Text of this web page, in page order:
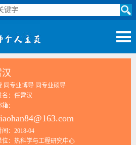
同专业博导 同专业硕导
名：任霄汉
：
间：2018-04
位：热科学与工程研究中心